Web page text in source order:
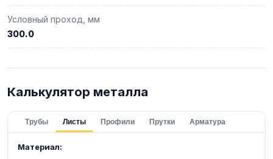
Условный проход, мм
300.0
Калькулятор металла
Трубы Листы Профили Прутки Арматура
Материал: